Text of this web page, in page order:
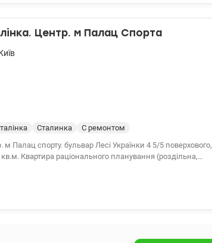
Центр. м Палац Спорта
Сталинка
С ремонтом
Палац спорту. бульвар Лесі Українки 4 5/5 поверхового,
Квартира раціонального планування (роздільна,